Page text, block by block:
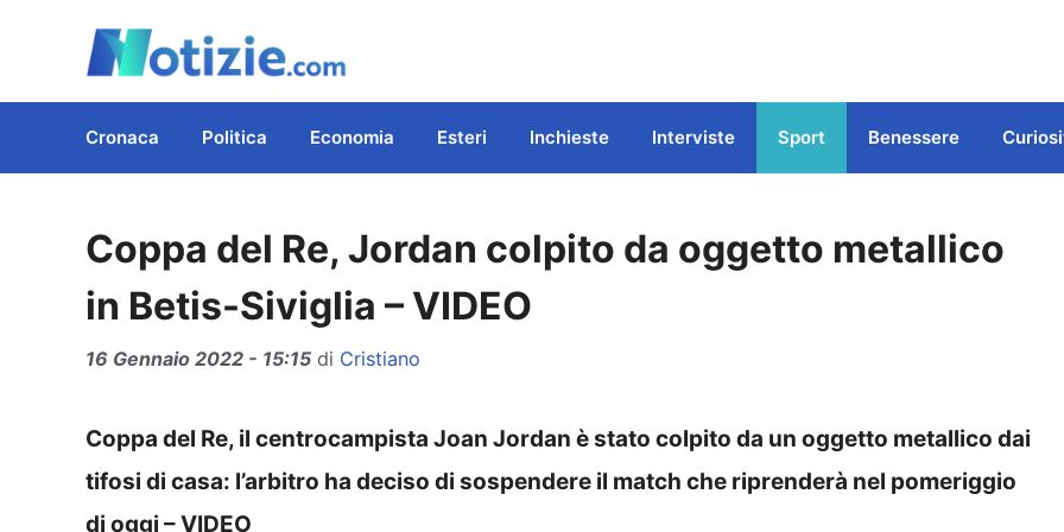
contenuto
Cronaca Politica Economia Esteri Inchieste Interviste Sport Benessere
Coppa del Re, Jordan colpito da oggetto metallico
in Betis-Siviglia – VIDEO
16 Gennaio 2022 - 15:15 di Cristiano
Coppa del Re, il centrocampista Joan Jordan è stato colpito da un oggetto metallico dai
tifosi di casa: l’arbitro ha deciso di sospendere il match che riprenderà nel pomeriggio
di oggi – VIDEO